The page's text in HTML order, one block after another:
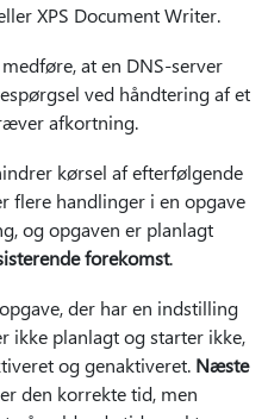
XPS Document Writer.
at en DNS-server
ved håndtering af et
afkortning.
kørsel af efterfølgende
flere handlinger i en opgave
og opgaven er planlagt
forekomst.
der har en indstilling
ikke planlagt og starter ikke,
og genaktiveret. Næste
den korrekte tid, men